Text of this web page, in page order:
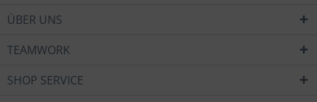
ÜBER UNS
TEAMWORK
SHOP SERVICE